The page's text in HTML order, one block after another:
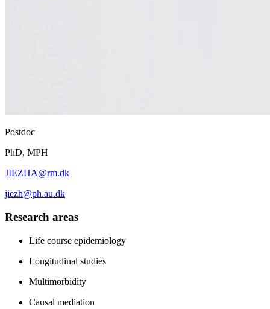
Postdoc
PhD, MPH
JIEZHA@rm.dk
jiezh@ph.au.dk
Research areas
Life course epidemiology
Longitudinal studies
Multimorbidity
Causal mediation